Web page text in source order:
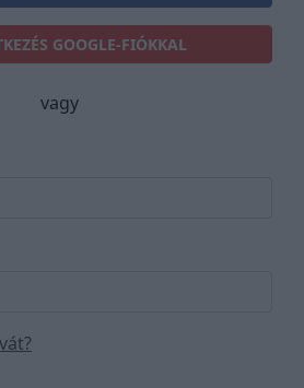
GOOGLE-FIÓKKAL
vagy